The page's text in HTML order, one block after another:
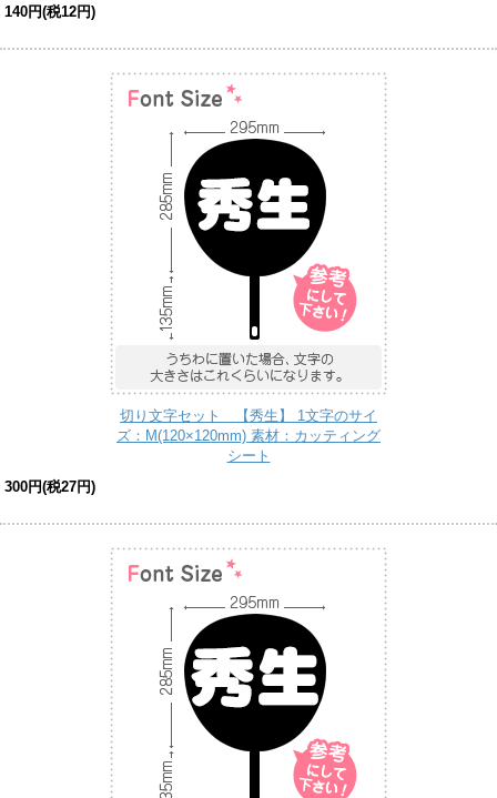
140円(税12円)
切り文字セット 【秀生】 1文字のサイ
ズ：M(120×120mm) 素材：カッティング
シート
300円(税27円)